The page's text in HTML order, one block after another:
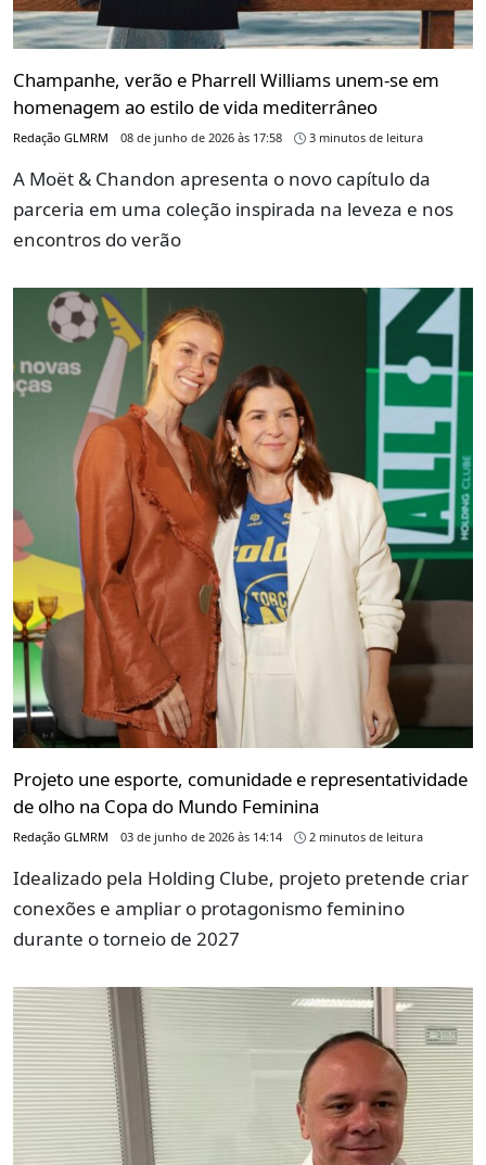
Champanhe, verão e Pharrell Williams unem-se em
homenagem ao estilo de vida mediterrâneo
Redação GLMRM 08 de junho de 2026 às 17:58 3 minutos de leitura
A Moët & Chandon apresenta o novo capítulo da
parceria em uma coleção inspirada na leveza e nos
encontros do verão
Projeto une esporte, comunidade e representatividade
de olho na Copa do Mundo Feminina
Redação GLMRM 03 de junho de 2026 às 14:14 2 minutos de leitura
Idealizado pela Holding Clube, projeto pretende criar
conexões e ampliar o protagonismo feminino
durante o torneio de 2027